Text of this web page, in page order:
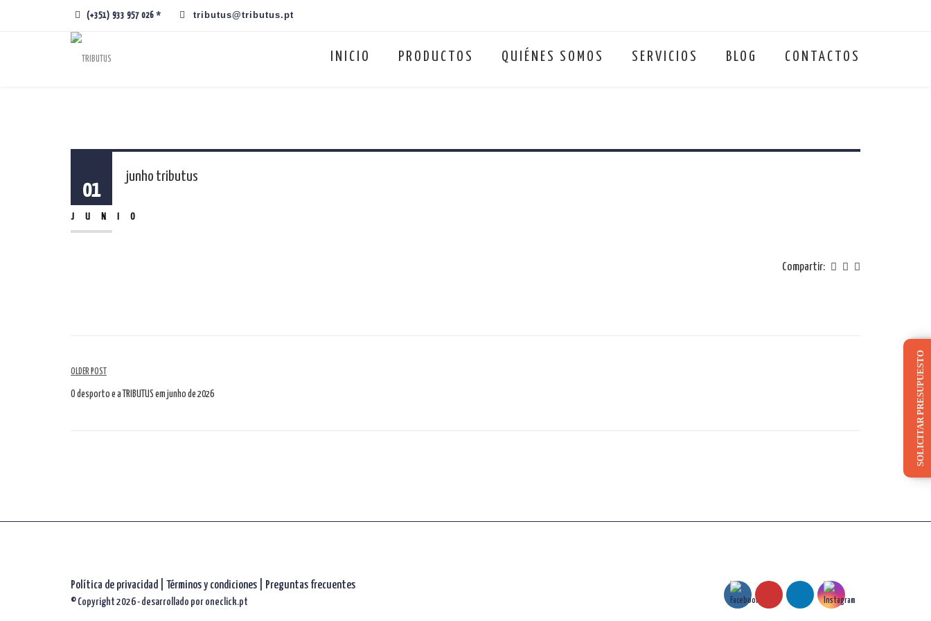
(+351) 933 957 026 * tributus@tributus.pt
INICIO PRODUCTOS QUIÉNES SOMOS SERVICIOS BLOG CONTACTOS
01
JUNIO
junho tributus
Compartir:
Navegación
por
OLDER POST
O desporto e a TRIBUTUS em junho de 2026
Política de privacidad Términos y condiciones | Preguntas frecuentes
© Copyright 2026 - desarrollado por oneclick.pt
SOLICITAR PRESUPUESTO